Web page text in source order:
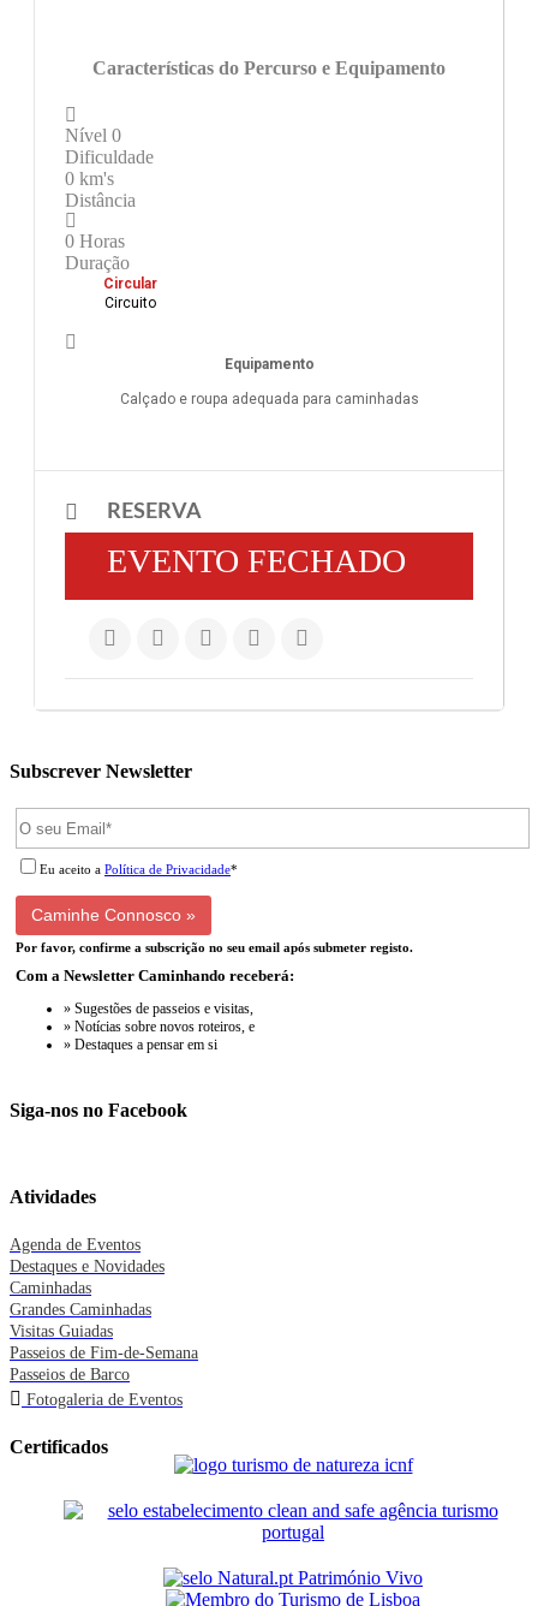
Características do Percurso e Equipamento
Nível 0
Dificuldade
0 km's
Distância
0 Horas
Duração
Circular
Circuito
Equipamento
Calçado e roupa adequada para caminhadas
RESERVA
EVENTO FECHADO
Subscrever Newsletter
Eu aceito a Política de Privacidade*
Por favor, confirme a subscrição no seu email após submeter registo.
Com a Newsletter Caminhando receberá:
» Sugestões de passeios e visitas,
» Notícias sobre novos roteiros, e
» Destaques a pensar em si
Siga-nos no Facebook
Atividades
Agenda de Eventos
Destaques e Novidades
Caminhadas
Grandes Caminhadas
Visitas Guiadas
Passeios de Fim-de-Semana
Passeios de Barco
Fotogaleria de Eventos
Certificados